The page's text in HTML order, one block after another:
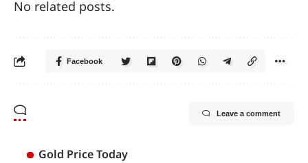
No related posts.
Facebook
Leave a comment
Gold Price Today